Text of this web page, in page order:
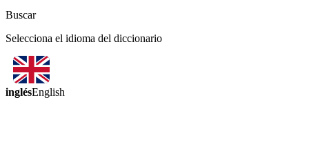
Buscar
Selecciona el idioma del diccionario
inglésEnglish